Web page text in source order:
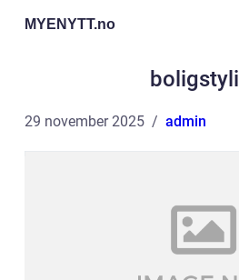
MYENYTT.no
29 november 2025 admin